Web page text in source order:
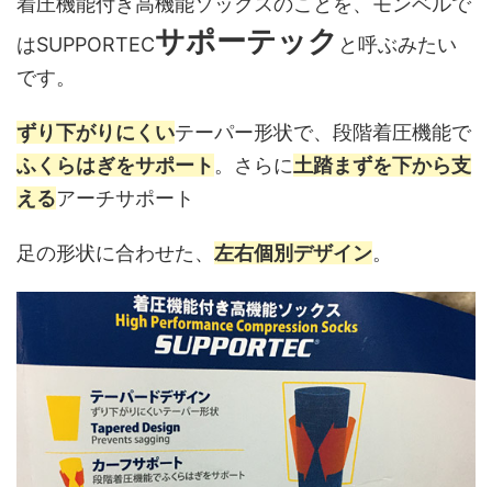
はSUPPORTECサポーテック と呼ぶみたい
です。
ずり下がりにくいテーパー形状で、段階着圧機能で
ふくらはぎをサポート 。さらに土踏まずを下から支
えるアーチサポート
足の形状に合わせた、 左右個別デザイン。